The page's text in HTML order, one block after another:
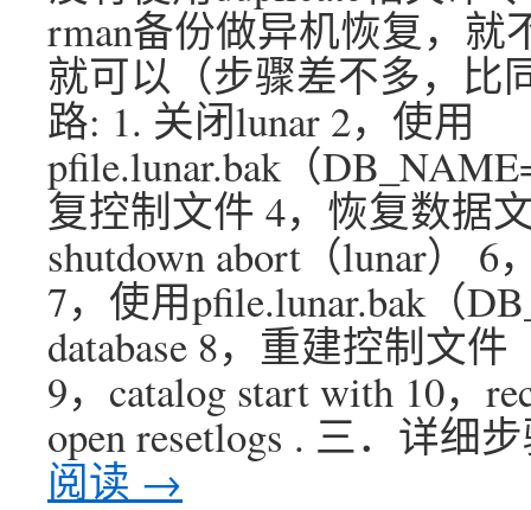
rman备份做异机恢复，
就可以（步骤差不多，比
路: 1. 关闭lunar 2，使用
pfile.lunar.bak（
复控制文件 4，恢复数据
shutdown abort（lunar） 6
7，使用pfile.lunar.bak（
database 8，重建控制文件
9，catalog start with 10，
open resetlogs . 三．详
阅读 →